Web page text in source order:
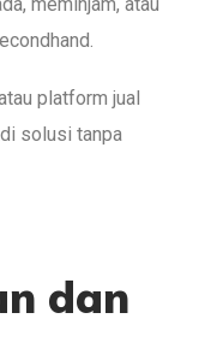
platform jual
solusi tanpa
dan